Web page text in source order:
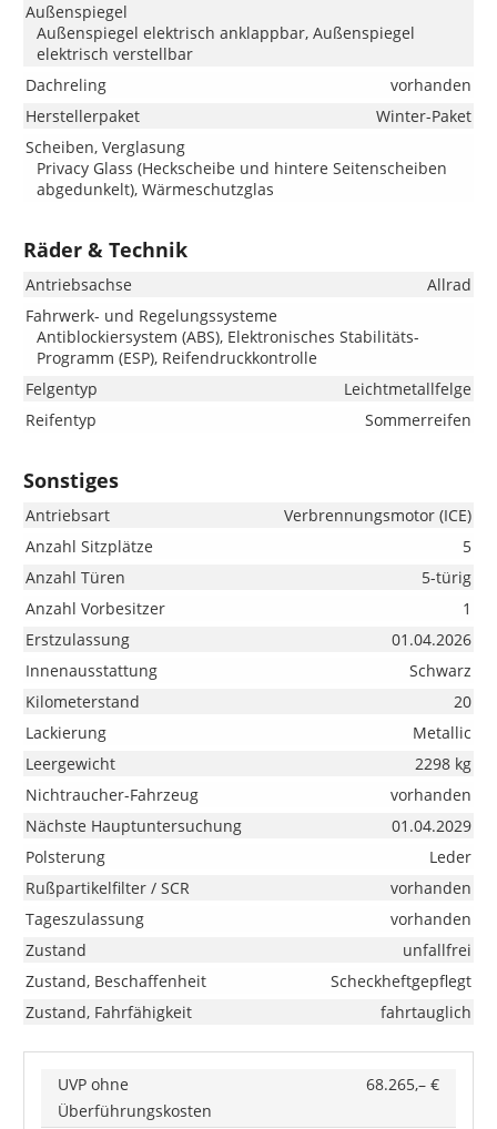
Außenspiegel
Außenspiegel elektrisch anklappbar, Außenspiegel
elektrisch verstellbar
Dachreling
vorhanden
Herstellerpaket
Winter-Paket
Scheiben, Verglasung
Privacy Glass (Heckscheibe und hintere Seitenscheiben
abgedunkelt), Wärmeschutzglas
Räder & Technik
Antriebsachse
Allrad
Fahrwerk- und Regelungssysteme
Antiblockiersystem (ABS), Elektronisches Stabilitäts-
Programm (ESP), Reifendruckkontrolle
Felgentyp
Leichtmetallfelge
Reifentyp
Sommerreifen
Sonstiges
Antriebsart
Verbrennungsmotor (ICE)
Anzahl Sitzplätze
5
Anzahl Türen
5-türig
Anzahl Vorbesitzer
1
Erstzulassung
01.04.2026
Innenausstattung
Schwarz
Kilometerstand
20
Lackierung
Metallic
Leergewicht
2298 kg
Nichtraucher-Fahrzeug
vorhanden
Nächste Hauptuntersuchung
01.04.2029
Polsterung
Leder
Rußpartikelfilter / SCR
vorhanden
Tageszulassung
vorhanden
Zustand
unfallfrei
Zustand, Beschaffenheit
Scheckheftgepflegt
Zustand, Fahrfähigkeit
fahrtauglich
UVP ohne
Überführungskosten
68.265,– €